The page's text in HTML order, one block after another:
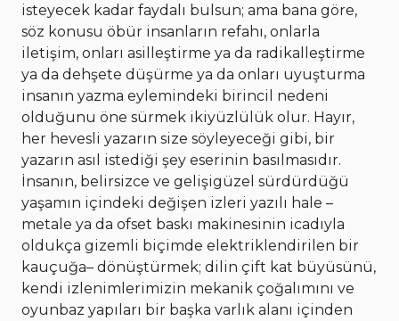
isteyecek kadar faydalı bulsun; ama bana göre,
söz konusu öbür insanların refahı, onlarla
iletişim, onları asilleştirme ya da radikalleştirme
ya da dehşete düşürme ya da onları uyuşturma
insanın yazma eylemindeki birincil nedeni
olduğunu öne sürmek ikiyüzlülük olur. Hayır,
her hevesli yazarın size söyleyeceği gibi, bir
yazarın asıl istediği şey eserinin basılmasıdır.
İnsanın, belirsizce ve gelişigüzel sürdürdüğü
yaşamın içindeki değişen izleri yazılı hale –
metale ya da ofset baskı makinesinin icadıyla
oldukça gizemli biçimde elektriklendirilen bir
kauçuğa– dönüştürmek; dilin çift kat büyüsünü,
kendi izlenimlerimizin mekanik çoğalımını ve
oyunbaz yapıları bir başka varlık alanı içinden